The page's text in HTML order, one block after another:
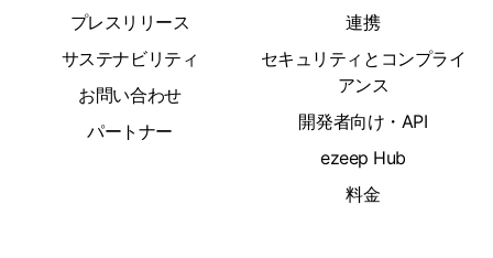
プレスリリース
サステナビリティ
お問い合わせ
パートナー
連携
セキュリティとコンプライ
アンス
開発者向け・API
ezeep Hub
料金